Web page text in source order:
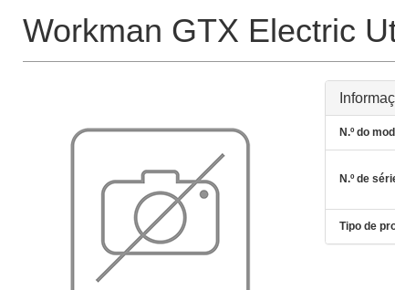
Workman GTX Electric
N.º do
N.º de
Tipo de